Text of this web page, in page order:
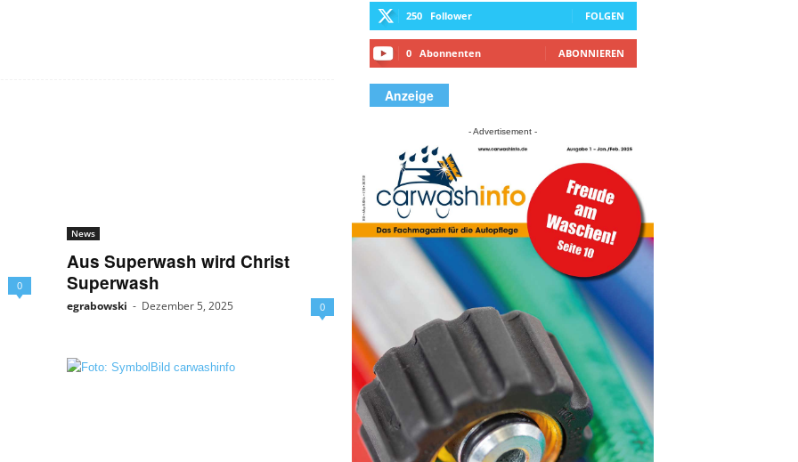
0
News
Aus Superwash wird Christ
Superwash
egrabowski - Dezember 5, 2025 0
250 Follower FOLGEN
0 Abonnenten ABONNIEREN
Anzeige
- Advertisement -